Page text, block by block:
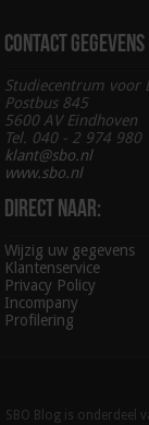
Contact gegevens
Studiecentrum voor
Postbus 845
5600 AV Eindhoven
Tel. 040 - 2 974 980
klant@sbo.nl
www.sbo.nl
Direct naar:
Wijzig uw gegevens
Klantenservice
Privacy Policy
Incompany
Profilering
SBO Blog is onderdeel